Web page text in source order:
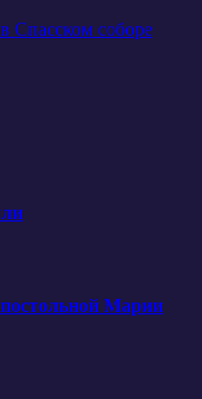
Спасском соборе
Марии